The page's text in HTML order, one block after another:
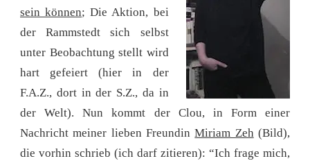
sein können; Die Aktion, bei
der Rammstedt sich selbst
unter Beobachtung stellt wird
hart gefeiert (hier in der
F.A.Z., dort in der S.Z., da in
der Welt). Nun kommt der Clou, in Form einer
Nachricht meiner lieben FreundinMiriam Zeh(Bild),
die vorhin schrieb (ich darf zitieren): “Ich frage mich,